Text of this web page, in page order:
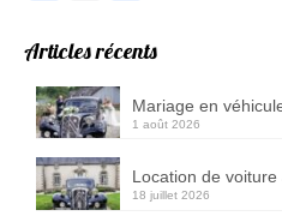
Articles récents
Mariage en
1 août 2026
Location de
18 juillet 2026